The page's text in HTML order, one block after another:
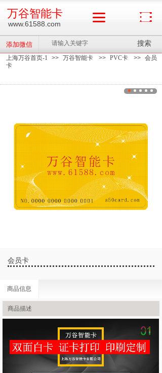
上海万谷首页-1 >> 万谷智能卡 >> PVC卡 >> 会员
卡
会员卡
商品信息
商品描述
添加微信 搜索
www.61588.com
万谷智能卡